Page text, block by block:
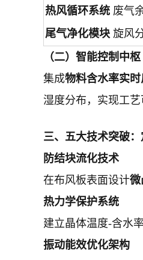
热风循环系统 废气
尾气净化模块 旋风
（二）智能控制中枢
集成物料含水率实
湿度分布，实现工艺
三、五大技术突破
防结块流化技术
在布风板表面设计微
热力学保护系统
建立晶体温度-含水
振动能效优化架构